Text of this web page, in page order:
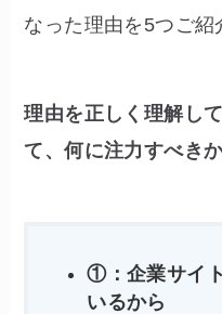
なった理由を5つご紹
理由を正しく理解し
て、何に注力すべき
①：企業サイ
いるから